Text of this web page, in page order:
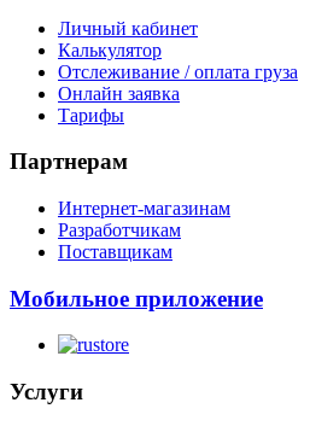
Личный кабинет
Калькулятор
Отслеживание / оплата груза
Онлайн заявка
Тарифы
Партнерам
Интернет-магазинам
Разработчикам
Поставщикам
Мобильное приложение
Услуги